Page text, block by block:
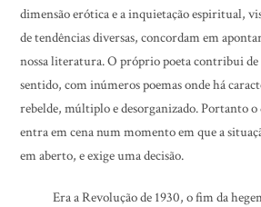
dimensão erótica e a inquietação espiritual,
de tendências diversas, concordam em
nossa literatura. O próprio poeta contribui de
sentido, com inúmeros poemas onde há
rebelde, múltiplo e desorganizado. Portanto
entra em cena num momento em que a
em aberto, e exige uma decisão.
Era a Revolução de 1930, o fim da